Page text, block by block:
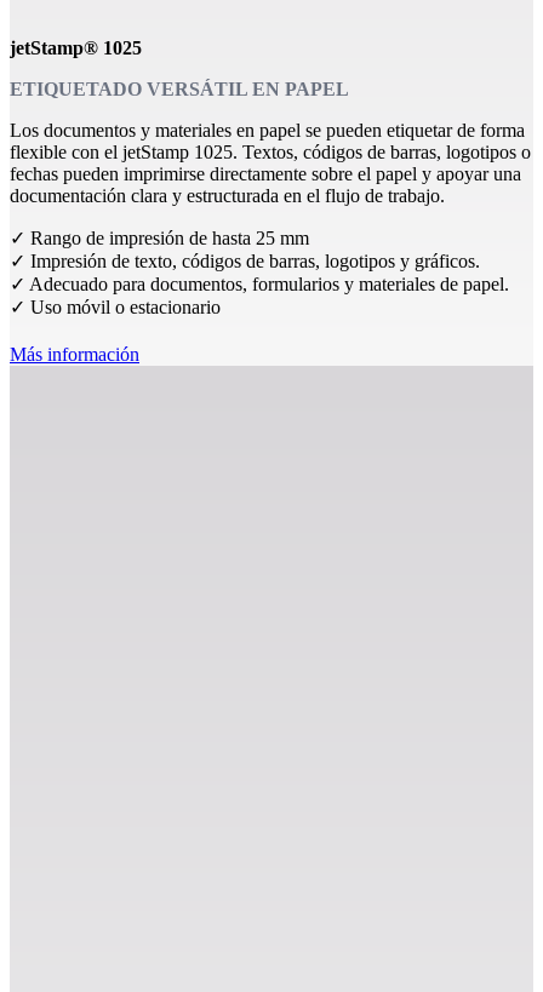
jetStamp® 1025
ETIQUETADO VERSÁTIL EN PAPEL
Los documentos y materiales en papel se pueden etiquetar de forma
flexible con el jetStamp 1025. Textos, códigos de barras, logotipos o
fechas pueden imprimirse directamente sobre el papel y apoyar una
documentación clara y estructurada en el flujo de trabajo.
✓ Rango de impresión de hasta 25 mm
✓ Impresión de texto, códigos de barras, logotipos y gráficos.
✓ Adecuado para documentos, formularios y materiales de papel.
✓ Uso móvil o estacionario
Más información